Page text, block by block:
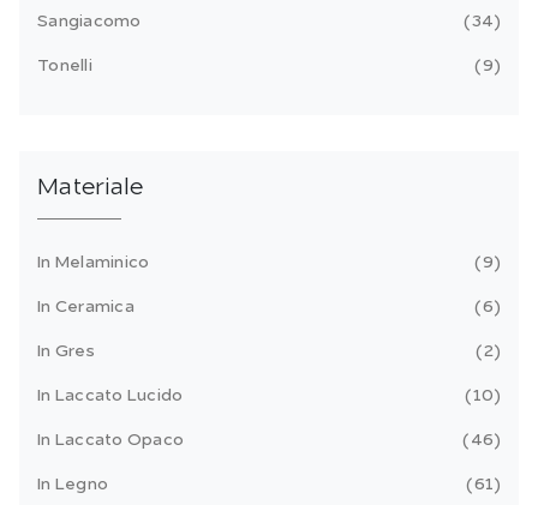
Sangiacomo 34
Tonelli 9
Materiale
In Melaminico 9
In Ceramica 6
In Gres 2
In Laccato Lucido 10
In Laccato Opaco 46
In Legno 61